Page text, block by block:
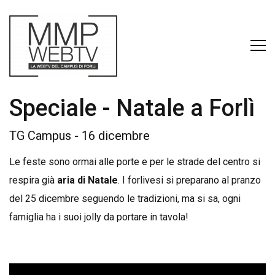
Speciale - Natale a Forlì
TG Campus - 16 dicembre
Le feste sono ormai alle porte e per le strade del centro si
respira già aria di Natale. I forlivesi si preparano al pranzo
del 25 dicembre seguendo le tradizioni, ma si sa, ogni
famiglia ha i suoi jolly da portare in tavola!